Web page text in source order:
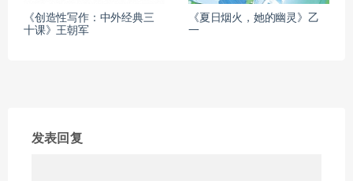
《创造性写作：中外经典三
十课》王朝军
《夏日烟火，她的幽灵》乙
一
发表回复